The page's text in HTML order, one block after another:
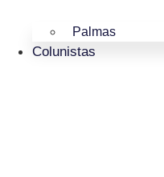
Palmas
Colunistas